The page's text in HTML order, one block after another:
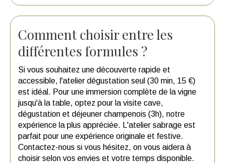
Comment choisir entre les
différentes formules ?
Si vous souhaitez une découverte rapide et
accessible, l'atelier dégustation seul (30 min, 15 €)
est idéal. Pour une immersion complète de la vigne
jusqu'à la table, optez pour la visite cave,
dégustation et déjeuner champenois (3h), notre
expérience la plus appréciée. L'atelier sabrage est
parfait pour une expérience originale et festive.
Contactez-nous si vous hésitez, on vous aidera à
choisir selon vos envies et votre temps disponible.